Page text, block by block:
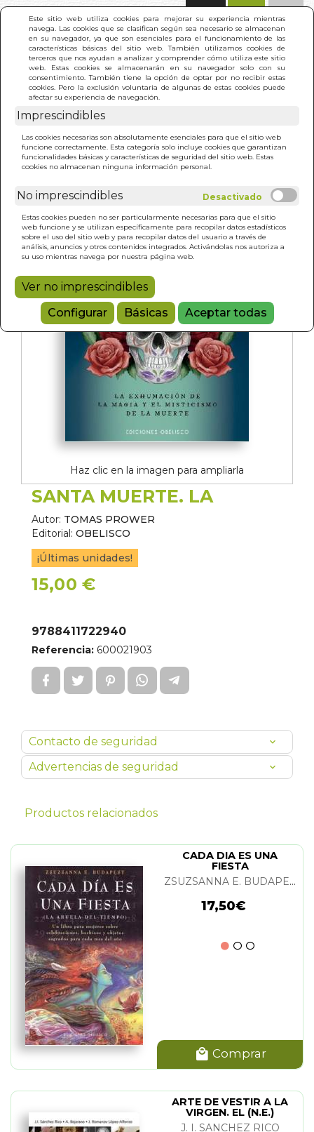
Este sitio web utiliza cookies para mejorar su experiencia mientras
navega. Las cookies que se clasifican según sea necesario se almacenan
en su navegador, ya que son esenciales para el funcionamiento de las
características básicas del sitio web. También utilizamos cookies de
terceros que nos ayudan a analizar y comprender cómo utiliza este sitio
web. Estas cookies se almacenarán en su navegador solo con su
consentimiento. También tiene la opción de optar por no recibir estas
cookies. Pero la exclusión voluntaria de algunas de estas cookies puede
afectar su experiencia de navegación.
Imprescindibles
Las cookies necesarias son absolutamente esenciales para que el sitio web
funcione correctamente. Esta categoría solo incluye cookies que garantizan
funcionalidades básicas y características de seguridad del sitio web. Estas
cookies no almacenan ninguna información personal.
No imprescindibles
Estas cookies pueden no ser particularmente necesarias para que el sitio
web funcione y se utilizan específicamente para recopilar datos estadísticos
sobre el uso del sitio web y para recopilar datos del usuario a través de
análisis, anuncios y otros contenidos integrados. Activándolas nos autoriza a
su uso mientras navega por nuestra página web.
Ver no imprescindibles
Configurar
Básicas Aceptar todas
INICIO > SANTA MUERTE. LA
Haz clic en la imagen para ampliarla
SANTA MUERTE. LA
Autor: TOMAS PROWER
Editorial: OBELISCO
¡Últimas unidades!
15,00 €
9788411722940
Referencia: 600021903
Contacto de seguridad
Advertencias de seguridad
Productos relacionados
CADA DIA ES UNA
FIESTA
ZSUZSANNA E. BUDAPEST
17,50€
Comprar
ARTE DE VESTIR A LA
VIRGEN. EL (N.E.)
J. I. SANCHEZ RICO